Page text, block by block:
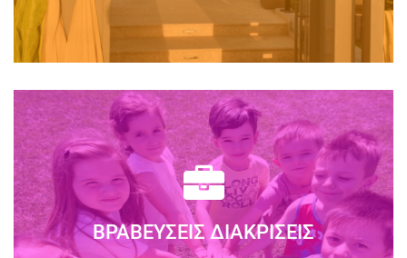
Το κτίριο του ΣΥΓΧΡΟΝΟΥ ΝΗΠΙΑΓΩΓΕΙΟΥ
σχεδιάστηκε έτσι, ώστε να αποτελέσει ένα
σύγχρονο κέλυφος για τις δραστηριότητες της...
Διαβάστε Περισσότερα
ΒΡΑΒΕΎΣΕΙΣ ΔΙΑΚΡΊΣΕΙΣ